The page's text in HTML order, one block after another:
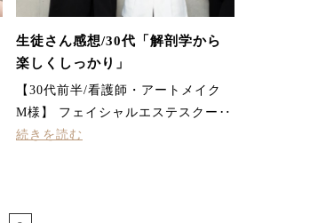
生徒さん感想/30代「解剖学から
楽しくしっかり」
【30代前半/看護師・アートメイク
M様】 フェイシャルエステスクー‥
続きを読む